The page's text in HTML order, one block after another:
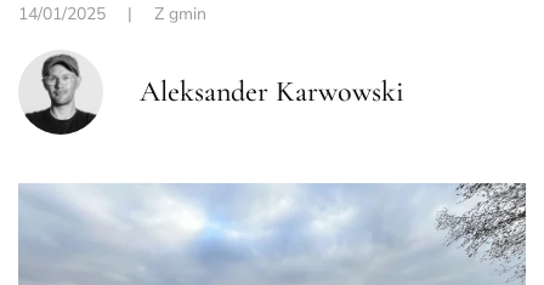
14/01/2025 | Z gmin
Aleksander Karwowski